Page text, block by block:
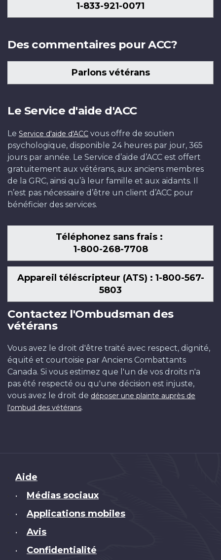
1-833-921-0071
Des commentaires pour ACC?
Parlons vétérans
Le Service d'aide d'ACC
Le Service d'aide d'ACC vous offre de soutien
psychologique, disponible 24 heures par jour, 365
jours par année. Le Service d’aide d’ACC est offert
gratuitement aux vétérans, aux anciens membres
de la GRC, ainsi qu’à leur famille et aux aidants. Il
n’est pas nécessaire d’être un client d’ACC pour
bénéficier des services.
Téléphonez sans frais :
1-800-268-7708
Appareil téléscripteur (ATS) : 1-800-567-
5803
Contactez l'Ombudsman des
vétérans
Vous avez le droit d'être traité avec respect, dignité,
équité et courtoisie par Anciens Combattants
Canada. Si vous estimez que l'un de vos droits n'a
pas été respecté ou qu'une décision est injuste,
vous avez le droit de déposer une plainte auprès de
l'ombud des vétérans.
Brand
Aide
• Médias sociaux
• Applications mobiles
• Avis
• Confidentialité